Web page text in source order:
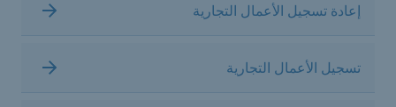
إعادة تسجيل الأعمال التجارية
تسجيل الأعمال التجارية